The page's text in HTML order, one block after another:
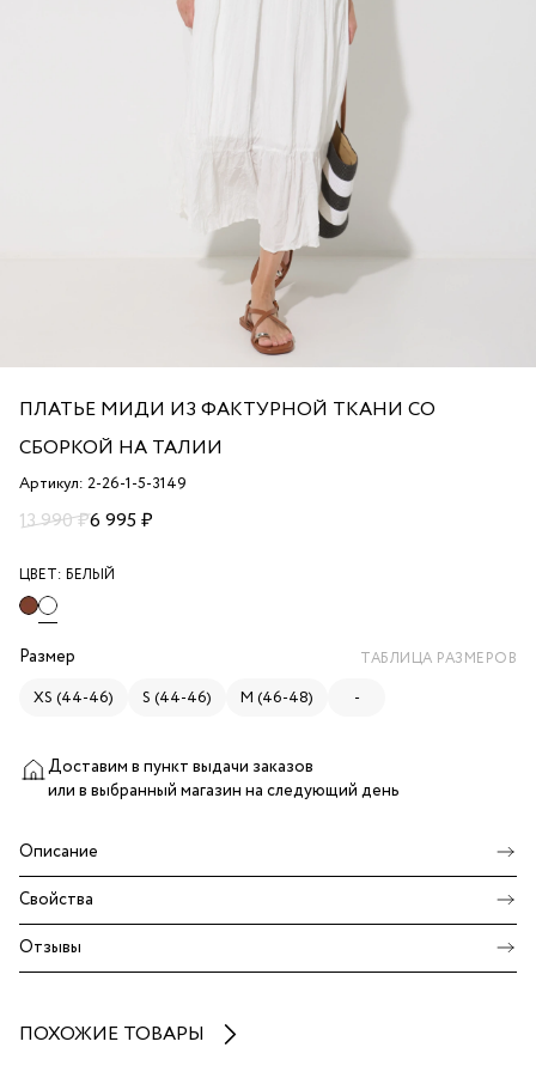
ПЛАТЬЕ МИДИ ИЗ ФАКТУРНОЙ ТКАНИ СО
СБОРКОЙ НА ТАЛИИ
Артикул: 2-26-1-5-3149
13 990 ₽6 995 ₽
ЦВЕТ: БЕЛЫЙ
Размер ТАБЛИЦА РАЗМЕРОВ
XS (44-46) S (44-46) M (46-48) -
Доставим в пункт выдачи заказов
или в выбранный магазин на следующий день
Описание
Свойства
Отзывы
ПОХОЖИЕ ТОВАРЫ